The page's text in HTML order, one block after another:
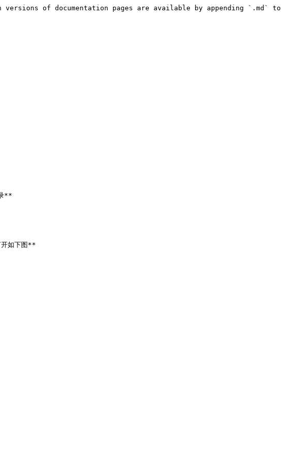
of documentation pages are available by appending `.md` to
**
如下图**